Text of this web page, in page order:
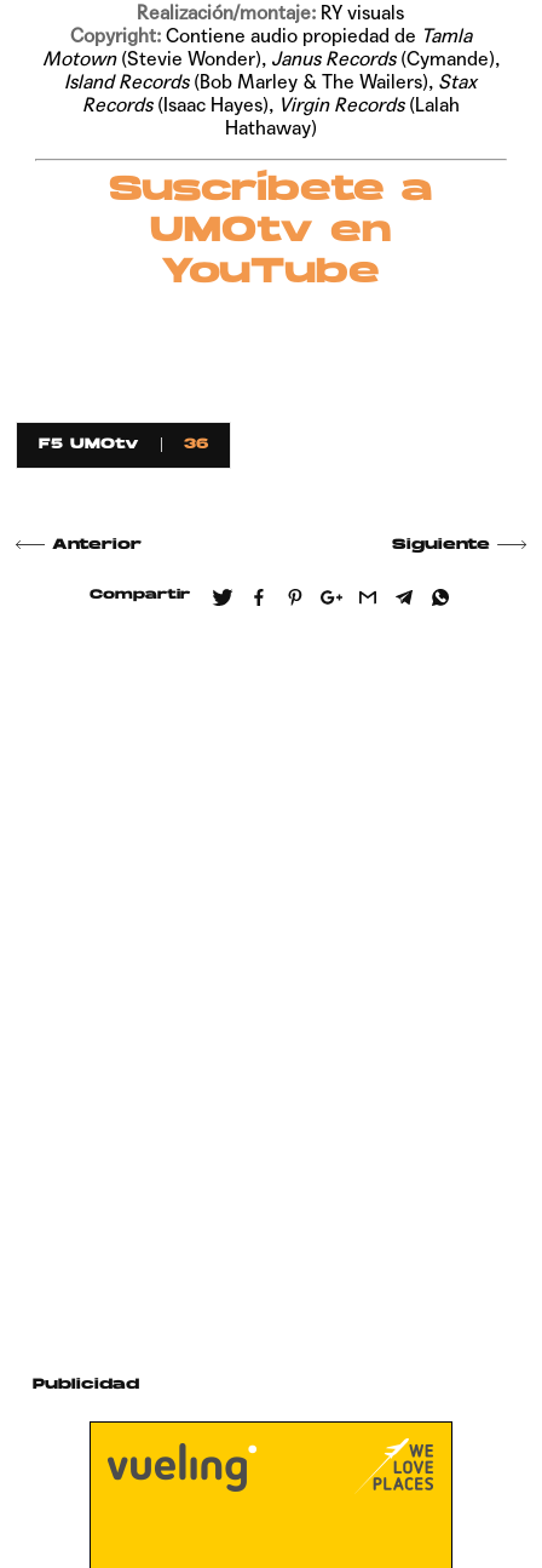
Realización/montaje: RY visuals
Copyright: Contiene audio propiedad de Tamla
Motown(Stevie Wonder),Janus Records(Cymande),
Island Records(Bob Marley & The Wailers), Stax
Records(Isaac Hayes), Virgin Records(Lalah
Hathaway)
Suscríbete a
UMOtv en
YouTube
F5 UMOtv 36
Anterior Siguiente
Compartir
Publicidad